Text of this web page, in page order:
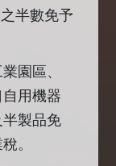
半數免予
園區、
用機器
製品免
。